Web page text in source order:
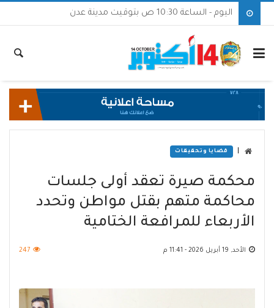
اليوم - الساعة 10:30 ص بتوقيت مدينة عدن
قضايا وتحقيقات
محكمة صيرة تعقد أولى جلسات
محاكمة متهم بقتل مواطن وتحدد
الأربعاء للمرافعة الختامية
الأحد, 19 أبريل 2026 - 11:41 م 247